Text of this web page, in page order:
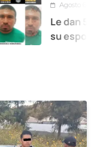
Agosto 6, 2026
Le dan 55
su esposa en